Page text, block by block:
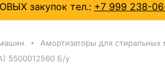
закупок тел.: +7 999 238-
Амортизаторы для стиральных
5500012560 Б/у